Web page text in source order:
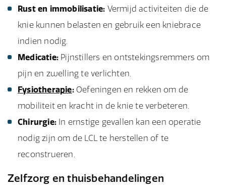
Rust en immobilisatie: Vermijd activiteiten die de
knie kunnen belasten en gebruik een kniebrace
indien nodig.
Medicatie: Pijnstillers en ontstekingsremmers om
pijn en zwelling te verlichten.
Fysiotherapie:Oefeningen en rekken om de
mobiliteit en kracht in de knie te verbeteren.
Chirurgie: In ernstige gevallen kan een operatie
nodig zijn om de LCL te herstellen of te
reconstrueren.
Zelfzorg en thuisbehandelingen